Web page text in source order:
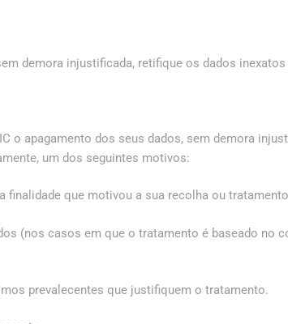
demora injustificada, retifique os dados
o apagamento dos seus dados, sem demora
um dos seguintes motivos:
finalidade que motivou a sua recolha ou
(nos casos em que o tratamento é baseado no
prevalecentes que justifiquem o tratamento.